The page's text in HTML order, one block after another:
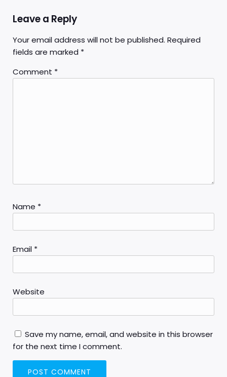
Leave a Reply
Your email address will not be published. Required
fields are marked *
Comment *
Name *
Email *
Website
Save my name, email, and website in this browser
for the next time I comment.